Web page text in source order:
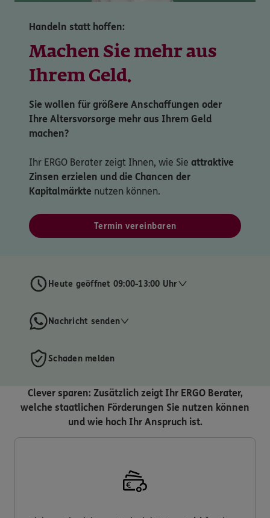
Handeln statt hoffen:
Machen Sie mehr aus
Ihrem Geld.
Sie wollen für größere Anschaffungen oder
Ihre Altersvorsorge mehr aus Ihrem Geld
machen?
Ihr ERGO Berater zeigt Ihnen, wie Sie attraktive
Zinsen erzielen und die Chancen der
Kapitalmärkte nutzen können.
Termin vereinbaren
Heute geöffnet 09:00-13:00 Uhr
Nachricht senden
Schaden melden
Clever sparen: Zusätzlich zeigt Ihr ERGO Berater,
welche staatlichen Förderungen Sie nutzen können
und wie hoch Ihr Anspruch ist.